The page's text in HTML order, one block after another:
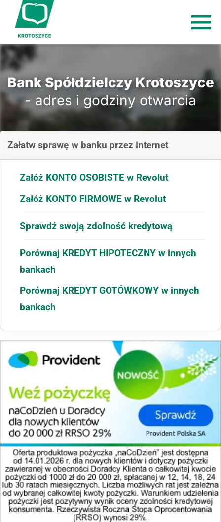
Bank Spółdzielczy Krotoszyce
- adres i godziny otwarcia
Załatw sprawę w banku przez internet
Załóż KONTO OSOBISTE w Revolut
Załóż KONTO FIRMOWE w Revolut
Sprawdź swoją zdolność kredytową
Porównaj KREDYT HIPOTECZNY w innych
bankach
Porównaj KREDYT GOTÓWKOWY w innych
bankach